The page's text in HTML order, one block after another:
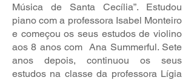
Música de Santa Cecília”. Estudou
piano com a professora Isabel Monteiro
e começou os seus estudos de violino
aos 8 anos com Ana Summerful. Sete
anos depois, continuou os seus
estudos na classe da professora Lígia